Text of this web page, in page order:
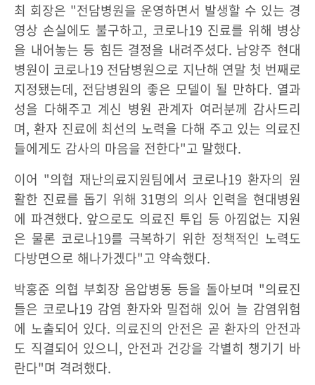
최 회장은 "전담병원을 운영하면서 발생할 수 있는 경
영상 손실에도 불구하고, 코로나19 진료를 위해 병상
을 내어놓는 등 힘든 결정을 내려주셨다. 남양주 현대
병원이 코로나19 전담병원으로 지난해 연말 첫 번째로
지정됐는데, 전담병원의 좋은 모델이 될 만하다. 열과
성을 다해주고 계신 병원 관계자 여러분께 감사드리
며, 환자 진료에 최선의 노력을 다해 주고 있는 의료진
들에게도 감사의 마음을 전한다"고 말했다.
이어 "의협 재난의료지원팀에서 코로나19 환자의 원
활한 진료를 돕기 위해 31명의 의사 인력을 현대병원
에 파견했다. 앞으로도 의료진 투입 등 아낌없는 지원
은 물론 코로나19를 극복하기 위한 정책적인 노력도
다방면으로 해나가겠다"고 약속했다.
박홍준 의협 부회장 음압병동 등을 돌아보며 "의료진
들은 코로나19 감염 환자와 밀접해 있어 늘 감염위험
에 노출되어 있다. 의료진의 안전은 곧 환자의 안전과
도 직결되어 있으니, 안전과 건강을 각별히 챙기기 바
란다"며 격려했다.